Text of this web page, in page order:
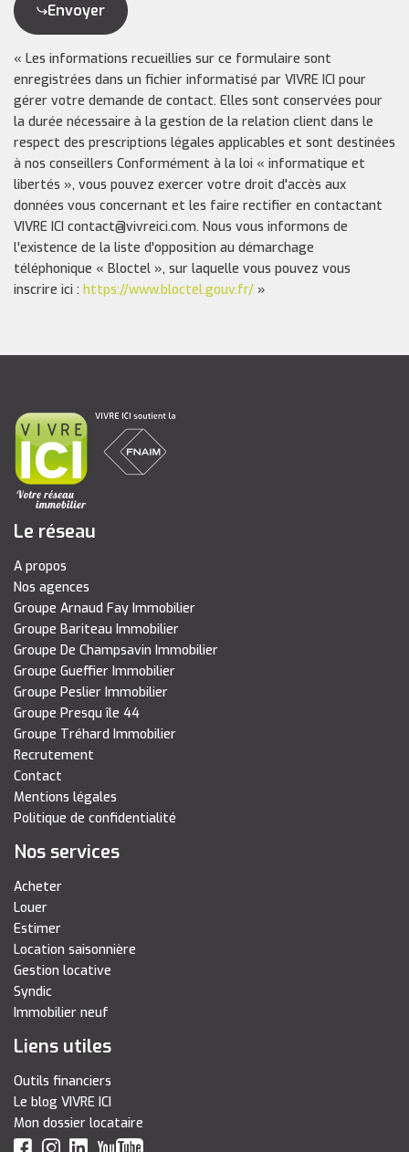
Envoyer
« Les informations recueillies sur ce formulaire sont
enregistrées dans un fichier informatisé par VIVRE ICI pour
gérer votre demande de contact. Elles sont conservées pour
la durée nécessaire à la gestion de la relation client dans le
respect des prescriptions légales applicables et sont destinées
à nos conseillers Conformément à la loi « informatique et
libertés », vous pouvez exercer votre droit d'accès aux
données vous concernant et les faire rectifier en contactant
VIVRE ICI contact@vivreici.com. Nous vous informons de
l'existence de la liste d'opposition au démarchage
téléphonique « Bloctel », sur laquelle vous pouvez vous
inscrire ici : https://www.bloctel.gouv.fr/ »
Le réseau
A propos
Nos agences
Groupe Arnaud Fay Immobilier
Groupe Bariteau Immobilier
Groupe De Champsavin Immobilier
Groupe Gueffier Immobilier
Groupe Peslier Immobilier
Groupe Presqu île 44
Groupe Tréhard Immobilier
Recrutement
Contact
Mentions légales
Politique de confidentialité
Nos services
Acheter
Louer
Estimer
Location saisonnière
Gestion locative
Syndic
Immobilier neuf
Liens utiles
Outils financiers
Le blog VIVRE ICI
Mon dossier locataire